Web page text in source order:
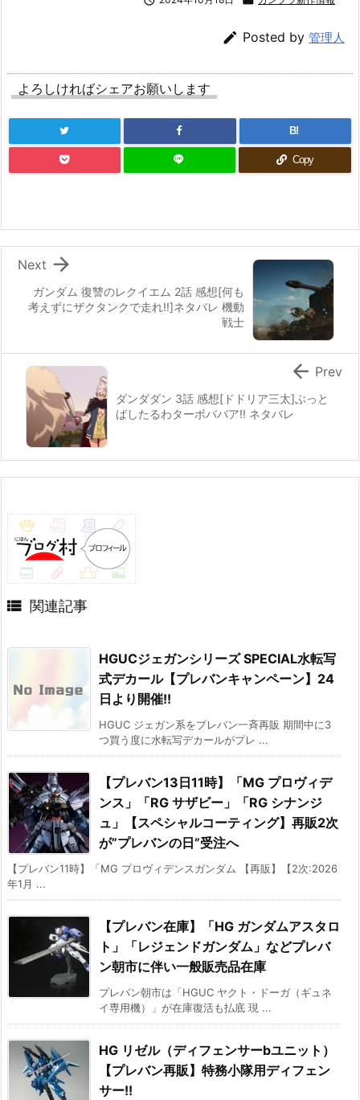
 Posted by 管理人
よろしければシェアお願いします
B!
Copy
ガンダム 復讐のレクイエム 2話 感想[何も
考えずにザクタンクで走れ!!]ネタバレ 機動
戦士

Next
ダンダダン 3話 感想[ドドリア三太]ぶっと
ばしたるわターボババア!! ネタバレ
 Prev
 関連記事
HGUCジェガンシリーズ SPECIAL水転写
式デカール【プレバンキャンペーン】24
日より開催!!
HGUC ジェガン系をプレバン一斉再販 期間中に3
つ買う度に水転写デカールがプレ ...
【プレバン13日11時】「MG プロヴィデ
ンス」「RG サザビー」「RG シナンジ
ュ」【スペシャルコーティング】再販2次
が”プレバンの日”受注へ
【プレバン11時】「MG プロヴィデンスガンダム 【再販】【2次:2026
年1月 ...
【プレバン在庫】「HG ガンダムアスタロ
ト」「レジェンドガンダム」などプレバ
ン朝市に伴い一般販売品在庫
プレバン朝市は「HGUC ヤクト・ドーガ（ギュネ
イ専用機）」が在庫復活も払底 現 ...
HG リゼル（ディフェンサーbユニット）
【プレバン再販】特務小隊用ディフェン
サー!!